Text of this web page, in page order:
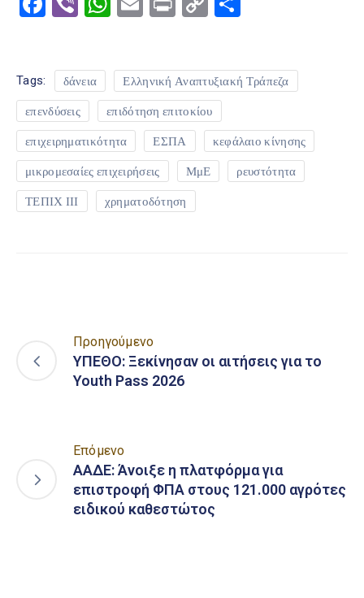
Tags: δάνεια Ελληνική Αναπτυξιακή Τράπεζα
επενδύσεις επιδότηση επιτοκίου
επιχειρηματικότητα ΕΣΠΑ κεφάλαιο κίνησης
μικρομεσαίες επιχειρήσεις ΜμΕ ρευστότητα
ΤΕΠΙΧ ΙΙΙ χρηματοδότηση
Προηγούμενο
ΥΠΕΘΟ: Ξεκίνησαν οι αιτήσεις για το
Youth Pass 2026
Επόμενο
ΑΑΔΕ: Άνοιξε η πλατφόρμα για
επιστροφή ΦΠΑ στους 121.000 αγρότες
ειδικού καθεστώτος